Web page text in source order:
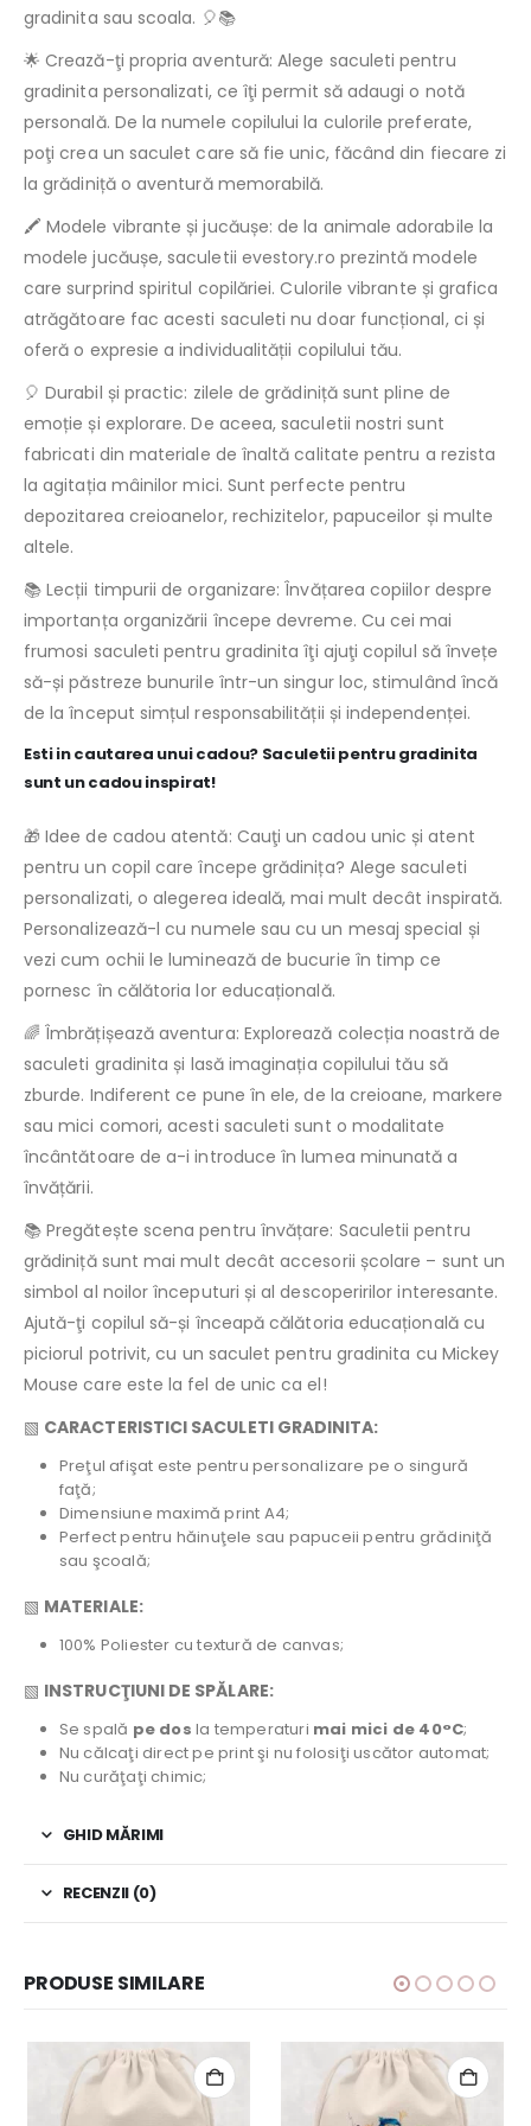
gradinita sau scoala. 🎈📚
🌟 Crează-ţi propria aventură: Alege saculeti pentru
gradinita personalizati, ce îţi permit să adaugi o notă
personală. De la numele copilului la culorile preferate,
poţi crea un saculet care să fie unic, făcând din fiecare zi
la grădiniță o aventură memorabilă.
🖍️ Modele vibrante și jucăușe: de la animale adorabile la
modele jucăușe, saculetii evestory.ro prezintă modele
care surprind spiritul copilăriei. Culorile vibrante și grafica
atrăgătoare fac acesti saculeti nu doar funcțional, ci și
oferă o expresie a individualității copilului tău.
🎈 Durabil și practic: zilele de grădiniță sunt pline de
emoție și explorare. De aceea, saculetii nostri sunt
fabricati din materiale de înaltă calitate pentru a rezista
la agitația mâinilor mici. Sunt perfecte pentru
depozitarea creioanelor, rechizitelor, papuceilor și multe
altele.
📚 Lecții timpurii de organizare: Învățarea copiilor despre
importanța organizării începe devreme. Cu cei mai
frumosi saculeti pentru gradinita îţi ajuţi copilul să învețe
să-și păstreze bunurile într-un singur loc, stimulând încă
de la început simțul responsabilității și independenței.
Esti in cautarea unui cadou? Saculetii pentru gradinita
sunt un cadou inspirat!
🎁 Idee de cadou atentă: Cauţi un cadou unic și atent
pentru un copil care începe grădinița? Alege saculeti
personalizati, o alegerea ideală, mai mult decât inspirată.
Personalizează-l cu numele sau cu un mesaj special și
vezi cum ochii le luminează de bucurie în timp ce
pornesc în călătoria lor educațională.
🌈 Îmbrățișează aventura: Explorează colecția noastră de
saculeti gradinita și lasă imaginația copilului tău să
zburde. Indiferent ce pune în ele, de la creioane, markere
sau mici comori, acesti saculeti sunt o modalitate
încântătoare de a-i introduce în lumea minunată a
învățării.
📚 Pregătește scena pentru învățare: Saculetii pentru
grădiniță sunt mai mult decât accesorii școlare – sunt un
simbol al noilor începuturi și al descoperirilor interesante.
Ajută-ţi copilul să-și înceapă călătoria educațională cu
piciorul potrivit, cu un saculet pentru gradinita cu Mickey
Mouse care este la fel de unic ca el!
▧ CARACTERISTICI SACULETI GRADINITA:
Preţul afişat este pentru personalizare pe o singură
faţă;
Dimensiune maximă print A4;
Perfect pentru hăinuţele sau papuceii pentru grădiniţă
sau şcoală;
▧ MATERIALE:
100% Poliester cu textură de canvas;
▧ INSTRUCŢIUNI DE SPĂLARE:
Se spală pe dos la temperaturi mai mici de 40°C;
Nu călcaţi direct pe print şi nu folosiţi uscător automat;
Nu curăţaţi chimic;
GHID MĂRIMI
RECENZII (0)
PRODUSE SIMILARE